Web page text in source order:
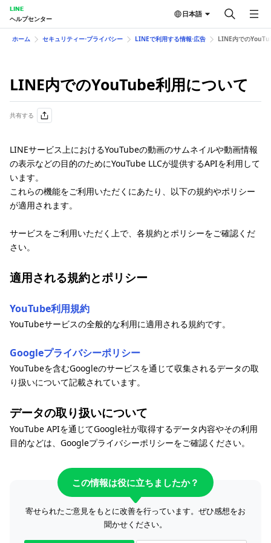
LINE
ヘルプセンター
日本語
ホーム セキュリティー⋅プライバシー LINEで利用する情報⋅広告 LINE内での
LINE内でのYouTube利用について
共有する
LINEサービス上におけるYouTubeの動画のサムネイルや動画情報
の表示などの目的のためにYouTube LLCが提供するAPIを利用して
います。
これらの機能をご利用いただくにあたり、以下の規約やポリシー
が適用されます。
サービスをご利用いただく上で、各規約とポリシーをご確認くだ
さい。
適用される規約とポリシー
YouTube利用規約
YouTubeサービスの全般的な利用に適用される規約です。
Googleプライバシーポリシー
YouTubeを含むGoogleのサービスを通じて収集されるデータの取
り扱いについて記載されています。
データの取り扱いについて
YouTube APIを通じてGoogle社が取得するデータ内容やその利用
目的などは、Googleプライバシーポリシーをご確認ください。
この情報は役に立ちましたか？
寄せられたご意見をもとに改善を行っています。ぜひ感想をお
聞かせください。